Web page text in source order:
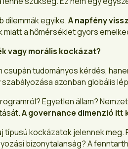
dilemmák egyike.A napfény
miatt a hőmérséklet gyors
vagy morális kockázat?
tudományos kérdés,
szabályozása azonban globális
Egyetlen állam?
A governance dimenzió itt
típusú kockázatok jelennek
bizonytalanság? A